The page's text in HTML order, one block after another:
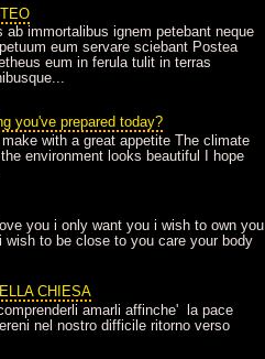
ab immortalibus ignem petebant neque
eum servare sciebant Postea
eum in ferula tulit in terras
you've prepared today?
with a great appetite The climate
environment looks beautiful I hope
you i only want you i wish to own you
wish to be close to you care your body
CHIESA
amarli affinche' la pace
nel nostro difficile ritorno verso